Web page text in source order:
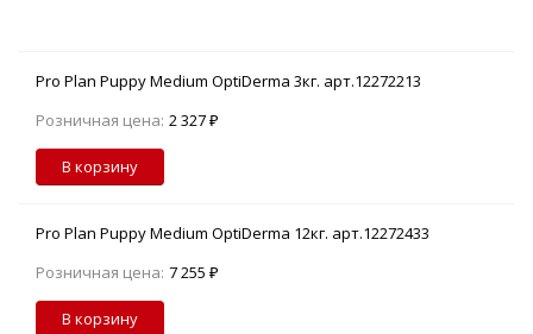
Pro Plan Puppy Medium OptiDerma 3кг. арт.12272213
Розничная цена: 2 327 ₽
В корзину
Pro Plan Puppy Medium OptiDerma 12кг. арт.12272433
Розничная цена: 7 255 ₽
В корзину